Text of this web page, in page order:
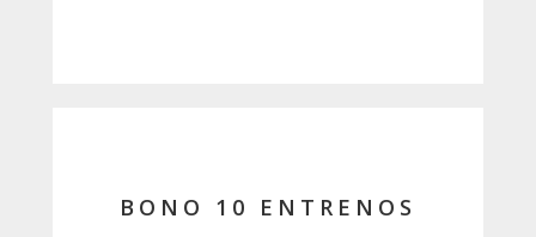
BONO 10 ENTRENOS